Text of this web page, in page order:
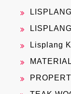
Lisplang